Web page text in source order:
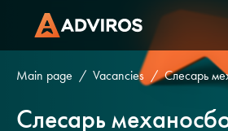
Main page Vacancies Слесарь
Слесарь